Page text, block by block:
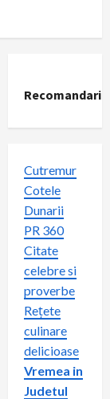
Recomandari
Cutremur
Cotele
Dunarii
PR 360
Citate
celebre si
proverbe
Rețete
culinare
delicioase
Vremea in
Judetul